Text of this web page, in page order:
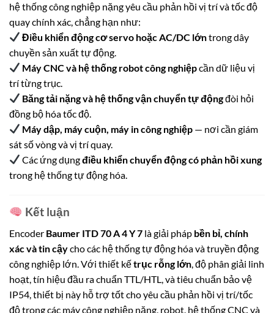
hệ thống công nghiệp nặng yêu cầu phản hồi vị trí và tốc độ
quay chính xác, chẳng hạn như:
Điều khiển động cơ servo hoặc AC/DC lớntrong dây
chuyền sản xuất tự động.
Máy CNC và hệ thống robot công nghiệpcần dữ liệu vị
trí từng trục.
Băng tải nặng và hệ thống vận chuyển tự độngđòi hỏi
đồng bộ hóa tốc độ.
Máy dập, máy cuộn, máy in công nghiệp — nơi cần giám
sát số vòng và vị trí quay.
Các ứng dụngđiều khiển chuyển động có phản hồi xung
trong hệ thống tự động hóa.
Kết luận
Encoder Baumer ITD 70 A 4 Y 7 là giải pháp bền bỉ, chính
xác và tin cậycho các hệ thống tự động hóa và truyền động
công nghiệp lớn. Với thiết kếtrục rỗng lớn, độ phân giải linh
hoạt, tín hiệu đầu ra chuẩn TTL/HTL, và tiêu chuẩn bảo vệ
IP54, thiết bị này hỗ trợ tốt cho yêu cầu phản hồi vị trí/tốc
độ trong các máy công nghiệp nặng, robot, hệ thống CNC và